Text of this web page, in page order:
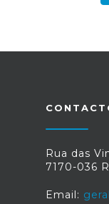
Rua das
7170-036
Email: